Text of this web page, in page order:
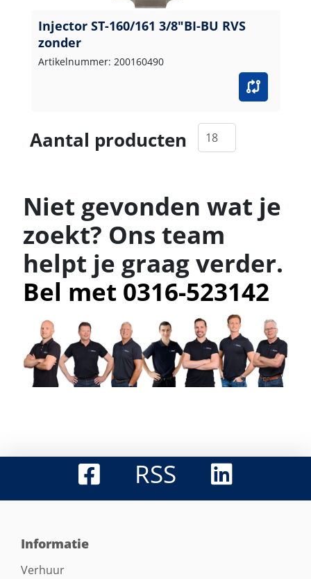
Injector ST-160/161 3/8"BI-BU RVS
zonder
Artikelnummer: 200160490
Aantal producten
Niet gevonden wat je
zoekt? Ons team
helpt je graag verder.
Bel met 0316-523142
RSS
Informatie
Verhuur